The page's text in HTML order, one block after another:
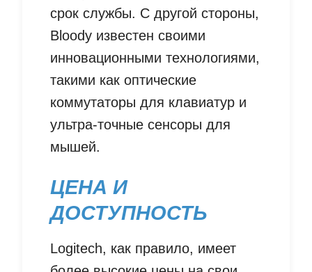
срок службы. С другой стороны,
Bloody известен своими
инновационными технологиями,
такими как оптические
коммутаторы для клавиатур и
ультра-точные сенсоры для
мышей.
ЦЕНА И
ДОСТУПНОСТЬ
Logitech, как правило, имеет